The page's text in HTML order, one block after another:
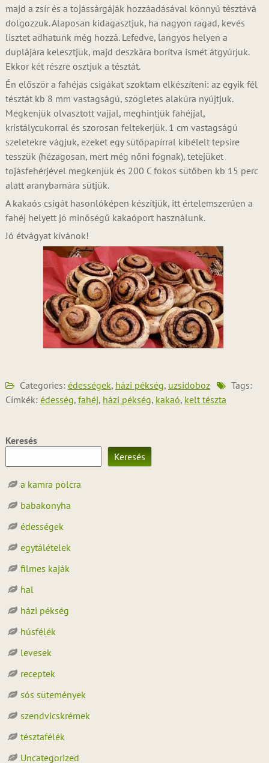
majd a zsír és a tojássárgáják hozzáadásával könnyű tésztává
dolgozzuk. Alaposan kidagasztjuk, ha nagyon ragad, kevés
lisztet adhatunk még hozzá. Lefedve, langyos helyen a
duplájára kelesztjük, majd deszkára borítva ismét átgyúrjuk.
Ekkor két részre osztjuk a tésztát.
Én először a fahéjas csigákat szoktam elkészíteni: az egyik fél
tésztát kb 8 mm vastagságú, szögletes alakúra nyújtjuk.
Megkenjük olvasztott vajjal, meghintjük fahéjjal,
kristálycukorral és szorosan feltekerjük. 1 cm vastagságú
szeletekre vágjuk, ezeket egy sütőpapírral kibélelt tepsire
tesszük (hézagosan, mert még nőni fognak), tetejüket
tojásfehérjével megkenjük és 200 C fokos sütőben kb 15 perc
alatt aranybarnára sütjük.
A kakaós csigát hasonlóképen készítjük, itt értelemszerűen a
fahéj helyett jó minőségű kakaóport használunk.
Jó étvágyat kívánok!
Categories: édességek, házi pékség, uzsidoboz
Tags:
Címkék: édesség, fahéj, házi pékség, kakaó, kelt tészta
Keresés
Keresés
a kamra polcra
babakonyha
édességek
egytálételek
filmes kaják
hal
házi pékség
húsfélék
levesek
receptek
sós sütemények
szendvicskrémek
tésztafélék
Uncategorized